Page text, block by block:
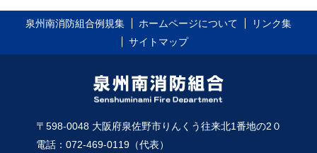
泉州南消防組合例規集 ホームページについて
リンク集
サイトマップ
〒598-0048 大阪府泉佐野市りんくう往来北1番地の2０
電話：072-469-0119（代表）